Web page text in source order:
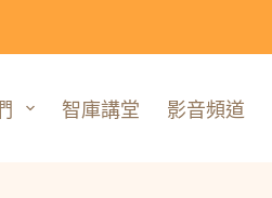
智庫講堂 影音頻道